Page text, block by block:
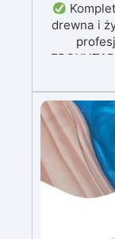
drewna i
odporna
do zalew
Shield” i
Dyski
wersje dla
(0,3